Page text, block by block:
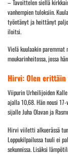
– Tavoittelen siellä
vanhempien tuloksiin.
työntänyt ja heittänyt
iloitsi.
Vielä kuulaakin paremmat
moukarinheitossa, jossa
Hirvi: Olen
Viipurin Urheilijoiden
ajalla 10,68. Hän nousi
sijalle Juha Olavan ja
Hirvi viiletti alkuerässä
Loppukilpailussa tuuli ei
sekunnissa. Lisäksi